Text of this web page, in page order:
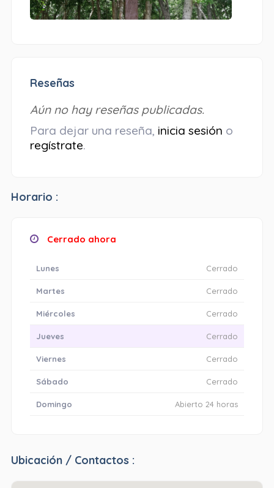
Reseñas
Aún no hay reseñas publicadas.
Para dejar una reseña, inicia sesión o
regístrate.
Horario :
Cerrado ahora
Lunes Cerrado
Martes Cerrado
Miércoles Cerrado
Jueves Cerrado
Viernes Cerrado
Sábado Cerrado
Domingo Abierto 24 horas
Ubicación / Contactos :